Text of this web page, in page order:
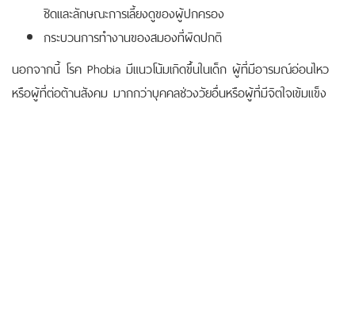
ชิดและลักษณะการเลี้ยงดูของผู้ปกครอง
กระบวนการทำงานของสมองที่ผิดปกติ
นอกจากนี้ โรค Phobia มีแนวโน้มเกิดขึ้นในเด็ก ผู้ที่มีอารมณ์อ่อนไหว
หรือผู้ที่ต่อต้านสังคม มากกว่าบุคคลช่วงวัยอื่นหรือผู้ที่มีจิตใจเข้มแข็ง